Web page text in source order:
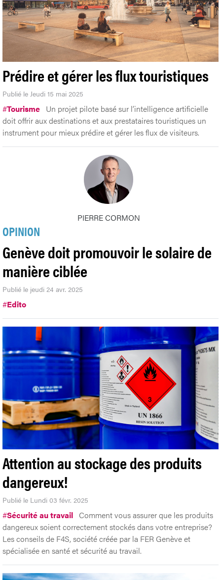
Prédire et gérer les flux touristiques
Publié le Jeudi 15 mai 2025
#Tourisme Un projet pilote basé sur l’intelligence artificielle
doit offrir aux destinations et aux prestataires touristiques un
instrument pour mieux prédire et gérer les flux de visiteurs.
PIERRE CORMON
OPINION
Genève doit promouvoir le solaire de
manière ciblée
Publié le jeudi 24 avr. 2025
#Edito
Attention au stockage des produits
dangereux!
Publié le Lundi 03 févr. 2025
#Sécurité au travail Comment vous assurer que les produits
dangereux soient correctement stockés dans votre entreprise?
Les conseils de F4S, société créée par la FER Genève et
spécialisée en santé et sécurité au travail.